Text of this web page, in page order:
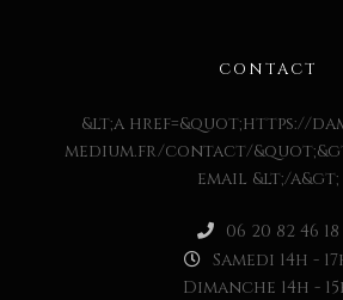
CONTACT
&lt;a href=&quot;https://
medium.fr/contact/
email &lt;/a&gt;
06 20 82 46 18
Samedi 14h -
Dimanche 14h -